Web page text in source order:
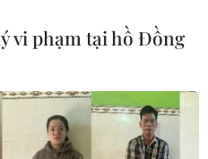
VIỆT NAM
vi phạm tại hồ Đồng